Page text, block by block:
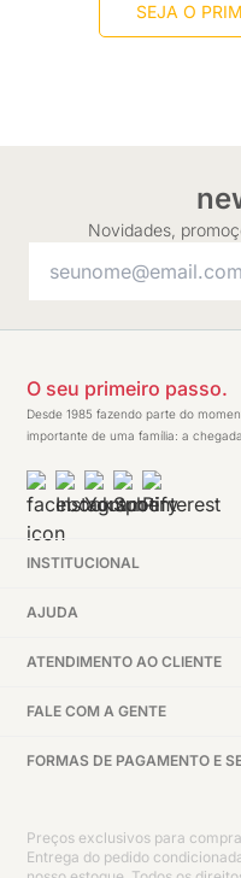
SEJA O
Novidades,
O seu primeiro passo.
Desde 1985 fazendo parte do
importante de uma família: a
INSTITUCIONAL
AJUDA
ATENDIMENTO AO CLIENTE
FALE COM A GENTE
FORMAS DE PAGAMENTO E
Preços exclusivos para
Entrega do pedido